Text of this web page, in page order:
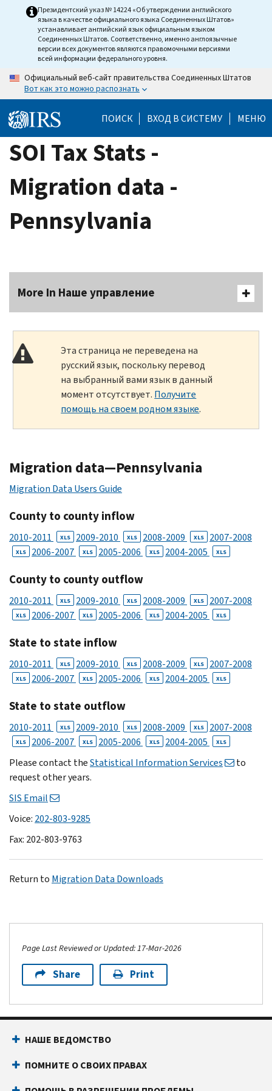
Президентский указ № 14224 «Об утверждении английского
языка в качестве официального языка Соединенных Штатов»
устанавливает английский язык официальным языком
Соединенных Штатов. Соответственно, именно англоязычные
версии всех документов являются правомочными версиями
всей информации федерального уровня.
Официальный веб-сайт правительства Соединенных Штатов
Вот как это можно распознать
ПОИСК ВХОД В СИСТЕМУ МЕНЮ
SOI Tax Stats -
Migration data -
Pennsylvania
More In Наше управление
Эта страница не переведена на
русский язык, поскольку перевод
на выбранный вами язык в данный
момент отсутствует. Получите
помощь на своем родном языке.
Migration data—Pennsylvania
Migration Data Users Guide
County to county inflow
2010-2011 XLS 2009-2010 XLS 2008-2009 XLS 2007-2008
XLS 2006-2007 XLS 2005-2006 XLS 2004-2005 XLS
County to county outflow
2010-2011 XLS 2009-2010 XLS 2008-2009 XLS 2007-2008
XLS 2006-2007 XLS 2005-2006 XLS 2004-2005 XLS
State to state inflow
2010-2011 XLS 2009-2010 XLS 2008-2009 XLS 2007-2008
XLS 2006-2007 XLS 2005-2006 XLS 2004-2005 XLS
State to state outflow
2010-2011 XLS 2009-2010 XLS 2008-2009 XLS 2007-2008
XLS 2006-2007 XLS 2005-2006 XLS 2004-2005 XLS
Please contact theStatistical Information Services
to
request other years.
SIS Email
Voice: 202-803-9285
Fax: 202-803-9763
Return to Migration Data Downloads
Page Last Reviewed or Updated: 17-Mar-2026
Share Print
НАШЕ ВЕДОМСТВО
ПОМНИТЕ О СВОИХ ПРАВАХ